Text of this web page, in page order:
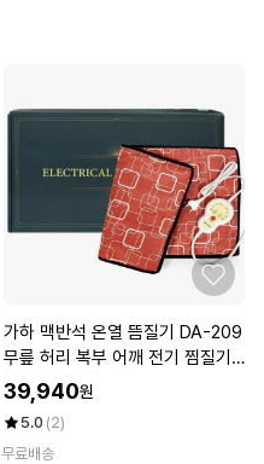
가하 맥반석 온열 뜸질기 DA-209
무릎 허리 복부 어깨 전기 찜질기
D
39,940원
5.0 (2)
무료배송